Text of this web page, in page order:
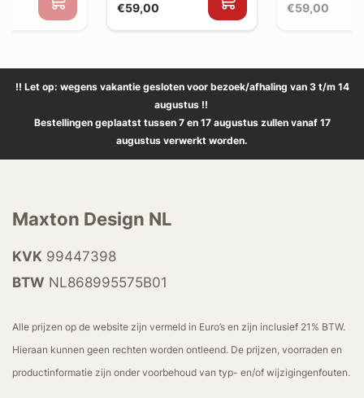
€59,00 €59,00
!! Let op: wegens vakantie gesloten voor bezoek/afhaling van 3 t/m 14
augustus !!
Bestellingen geplaatst tussen 7 en 17 augustus zullen vanaf 17
augustus verwerkt worden.
Maxton Design NL
KVK 99447398
BTW NL868995575B01
Alle prijzen op de website zijn vermeld in Euro’s en zijn inclusief 21% BTW.
Hieraan kunnen geen rechten worden ontleend. De prijzen, voorraden en
productinformatie zijn onder voorbehoud van typ- en/of wijzigingenfouten.